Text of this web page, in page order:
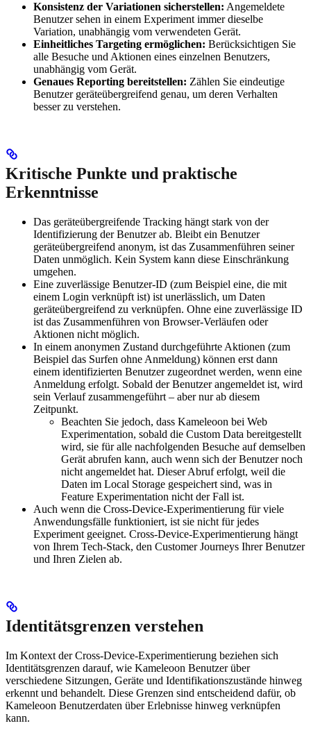
Konsistenz der Variationen sicherstellen: Angemeldete
Benutzer sehen in einem Experiment immer dieselbe
Variation, unabhängig vom verwendeten Gerät.
Einheitliches Targeting ermöglichen: Berücksichtigen Sie
alle Besuche und Aktionen eines einzelnen Benutzers,
unabhängig vom Gerät.
Genaues Reporting bereitstellen: Zählen Sie eindeutige
Benutzer geräteübergreifend genau, um deren Verhalten
besser zu verstehen.
Kritische Punkte und praktische
Erkenntnisse
Das geräteübergreifende Tracking hängt stark von der
Identifizierung der Benutzer ab. Bleibt ein Benutzer
geräteübergreifend anonym, ist das Zusammenführen seiner
Daten unmöglich. Kein System kann diese Einschränkung
umgehen.
Eine zuverlässige Benutzer-ID (zum Beispiel eine, die mit
einem Login verknüpft ist) ist unerlässlich, um Daten
geräteübergreifend zu verknüpfen. Ohne eine zuverlässige ID
ist das Zusammenführen von Browser-Verläufen oder
Aktionen nicht möglich.
In einem anonymen Zustand durchgeführte Aktionen (zum
Beispiel das Surfen ohne Anmeldung) können erst dann
einem identifizierten Benutzer zugeordnet werden, wenn eine
Anmeldung erfolgt. Sobald der Benutzer angemeldet ist, wird
sein Verlauf zusammengeführt – aber nur ab diesem
Zeitpunkt.
Beachten Sie jedoch, dass Kameleoon bei Web
Experimentation, sobald die Custom Data bereitgestellt
wird, sie für alle nachfolgenden Besuche auf demselben
Gerät abrufen kann, auch wenn sich der Benutzer noch
nicht angemeldet hat. Dieser Abruf erfolgt, weil die
Daten im Local Storage gespeichert sind, was in
Feature Experimentation nicht der Fall ist.
Auch wenn die Cross-Device-Experimentierung für viele
Anwendungsfälle funktioniert, ist sie nicht für jedes
Experiment geeignet. Cross-Device-Experimentierung hängt
von Ihrem Tech-Stack, den Customer Journeys Ihrer Benutzer
und Ihren Zielen ab.
Identitätsgrenzen verstehen
Im Kontext der Cross-Device-Experimentierung beziehen sich
Identitätsgrenzen darauf, wie Kameleoon Benutzer über
verschiedene Sitzungen, Geräte und Identifikationszustände hinweg
erkennt und behandelt. Diese Grenzen sind entscheidend dafür, ob
Kameleoon Benutzerdaten über Erlebnisse hinweg verknüpfen
kann.